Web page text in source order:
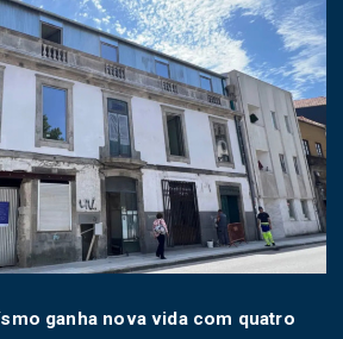
ganha nova vida com quatro